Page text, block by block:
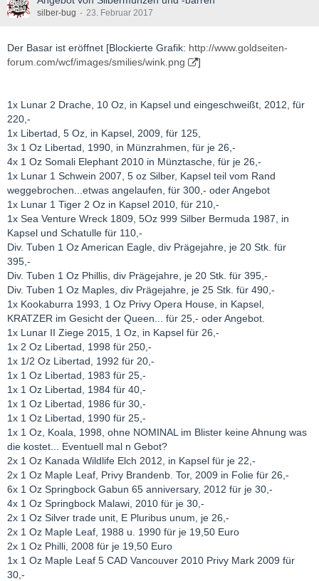
silber-bug 23. Februar 2017
Der Basar ist eröffnet [Blockierte Grafik: http://www.goldseiten-
forum.com/wcf/images/smilies/wink.png
]
1x Lunar 2 Drache, 10 Oz, in Kapsel und eingeschweißt, 2012, für
220,-
1x Libertad, 5 Oz, in Kapsel, 2009, für 125,
3x 1 Oz Libertad, 1990, in Münzrahmen, für je 26,-
4x 1 Oz Somali Elephant 2010 in Münztasche, für je 26,-
1x Lunar 1 Schwein 2007, 5 oz Silber, Kapsel teil vom Rand
weggebrochen...etwas angelaufen, für 300,- oder Angebot
1x Lunar 1 Tiger 2 Oz in Kapsel 2010, für 210,-
1x Sea Venture Wreck 1809, 5Oz 999 Silber Bermuda 1987, in
Kapsel und Schatulle für 110,-
Div. Tuben 1 Oz American Eagle, div Prägejahre, je 20 Stk. für
395,-
Div. Tuben 1 Oz Phillis, div Prägejahre, je 20 Stk. für 395,-
Div. Tuben 1 Oz Maples, div Prägejahre, je 25 Stk. für 490,-
1x Kookaburra 1993, 1 Oz Privy Opera House, in Kapsel,
KRATZER im Gesicht der Queen... für 25,- oder Angebot.
1x Lunar II Ziege 2015, 1 Oz, in Kapsel für 26,-
1x 2 Oz Libertad, 1998 für 250,-
1x 1/2 Oz Libertad, 1992 für 20,-
1x 1 Oz Libertad, 1983 für 25,-
1x 1 Oz Libertad, 1984 für 40,-
1x 1 Oz Libertad, 1986 für 30,-
1x 1 Oz Libertad, 1990 für 25,-
1x 1 Oz, Koala, 1998, ohne NOMINAL im Blister keine Ahnung was
die kostet... Eventuell mal n Gebot?
2x 1 Oz Kanada Wildlife Elch 2012, in Kapsel für je 22,-
2x 1 Oz Maple Leaf, Privy Brandenb. Tor, 2009 in Folie für 26,-
6x 1 Oz Springbock Gabun 65 anniversary, 2012 für je 30,-
4x 1 Oz Springbock Malawi, 2010 für je 30,-
2x 1 Oz Silver trade unit, E Pluribus unum, je 26,-
2x 1 Oz Maple Leaf, 1988 u. 1990 für je 19,50 Euro
2x 1 Oz Philli, 2008 für je 19,50 Euro
1x 1 Oz Maple Leaf 5 CAD Vancouver 2010 Privy Mark 2009 für
30,-